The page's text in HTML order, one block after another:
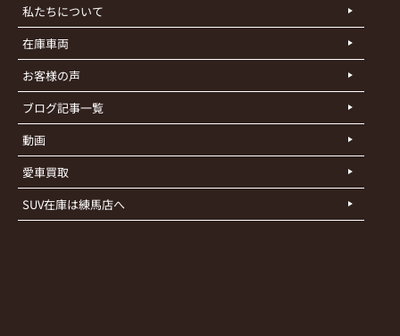
私たちについて
在庫車両
お客様の声
ブログ記事一覧
動画
愛車買取
SUV在庫は練馬店へ